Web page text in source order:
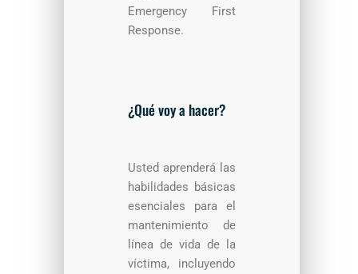
Emergency First
Response.
¿Qué voy a hacer?
Usted aprenderá las
habilidades básicas
esenciales para el
mantenimiento de
línea de vida de la
víctima, incluyendo